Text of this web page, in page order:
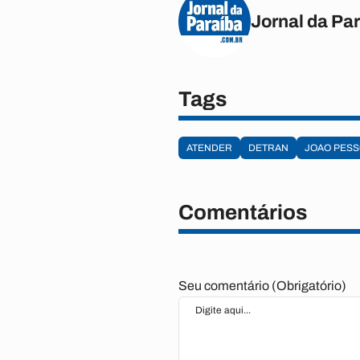
Jornal da
Tags
ATENDER DETRAN JOAO
Comentários
Seu comentário (Obrigatório)